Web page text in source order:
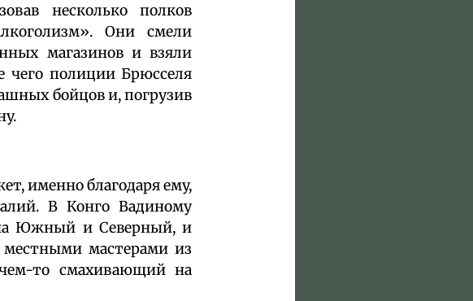
несколько полков
Они смели
магазинов и взяли
полиции Брюсселя
бойцов и, погрузив
именно благодаря ему,
В Конго Вадиному
Южный и Северный, и
мастерами из
то смахивающий на